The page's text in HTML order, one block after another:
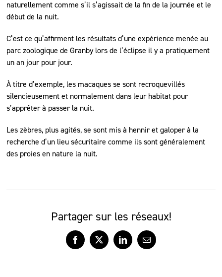
naturellement comme s’il s’agissait de la fin de la journée et le
début de la nuit.
C’est ce qu’affirment les résultats d’une expérience menée au
parc zoologique de Granby lors de l’éclipse il y a pratiquement
un an jour pour jour.
À titre d’exemple, les macaques se sont recroquevillés
silencieusement et normalement dans leur habitat pour
s’apprêter à passer la nuit.
Les zèbres, plus agités, se sont mis à hennir et galoper à la
recherche d’un lieu sécuritaire comme ils sont généralement
des proies en nature la nuit.
Partager sur les réseaux!
Facebook
X LinkedInCourriel